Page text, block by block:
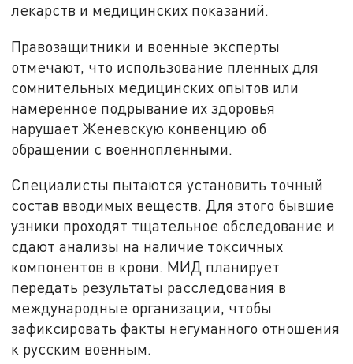
лекарств и медицинских показаний.
Правозащитники и военные эксперты
отмечают, что использование пленных для
сомнительных медицинских опытов или
намеренное подрывание их здоровья
нарушает Женевскую конвенцию об
обращении с военнопленными.
Специалисты пытаются установить точный
состав вводимых веществ. Для этого бывшие
узники проходят тщательное обследование и
сдают анализы на наличие токсичных
компонентов в крови. МИД планирует
передать результаты расследования в
международные организации, чтобы
зафиксировать факты негуманного отношения
к русским военным.